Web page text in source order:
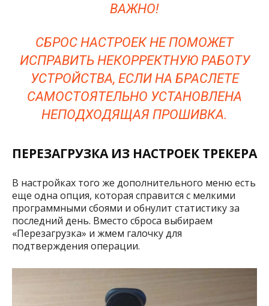
ВАЖНО!
СБРОС НАСТРОЕК НЕ ПОМОЖЕТ
ИСПРАВИТЬ НЕКОРРЕКТНУЮ РАБОТУ
УСТРОЙСТВА, ЕСЛИ НА БРАСЛЕТЕ
САМОСТОЯТЕЛЬНО УСТАНОВЛЕНА
НЕПОДХОДЯЩАЯ ПРОШИВКА.
ПЕРЕЗАГРУЗКА ИЗ НАСТРОЕК ТРЕКЕРА
В настройках того же дополнительного меню есть
еще одна опция, которая справится с мелкими
программными сбоями и обнулит статистику за
последний день. Вместо сброса выбираем
«Перезагрузка» и жмем галочку для
подтверждения операции.